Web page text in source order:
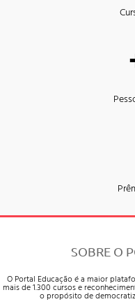
SOBRE O
O Portal Educação é a maior
mais de 1.300 cursos e
o propósito de